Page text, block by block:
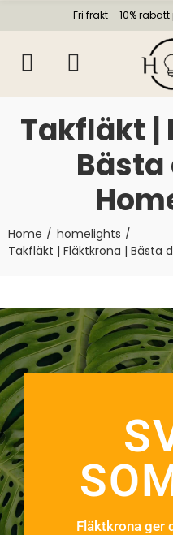
Fri frakt – 10%
Takfläkt |
Bästa
Home
homelights
Takfläkt | Fläktkrona | Bästa
Fläktkrona ger